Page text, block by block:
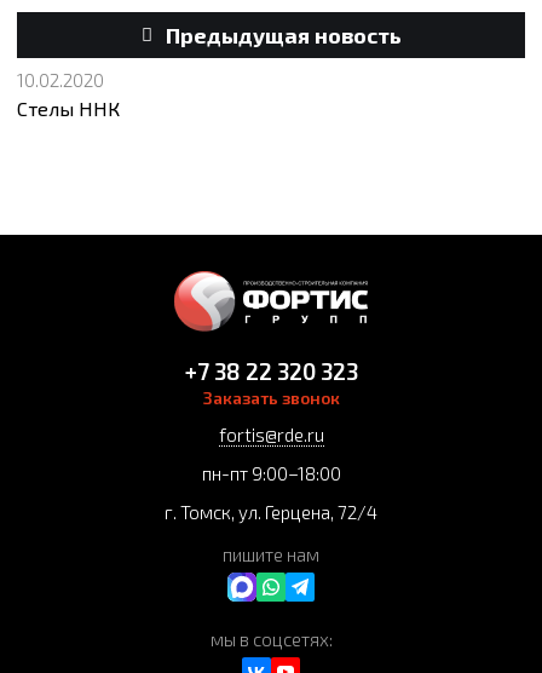
Предыдущая новость
10.02.2020
Стелы ННК
+7 38 22 320 323
Заказать звонок
fortis@rde.ru
пн-пт 9:00–18:00
г. Томск, ул. Герцена, 72/4
пишите нам
мы в соцсетях: